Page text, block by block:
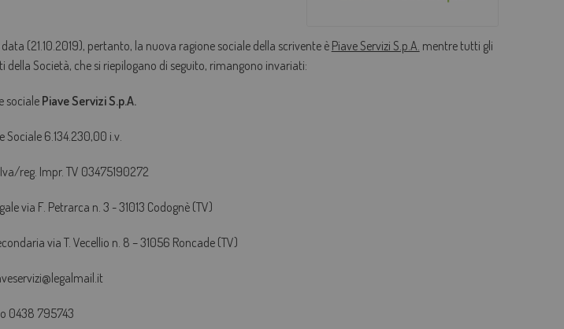
(21.10.2019), pertanto, la nuova ragione sociale della scrivente è Piave Servizi S.p.A. mentre tutti gli
della Società, che si riepilogano di seguito, rimangono invariati:
sociale Piave Servizi S.p.A.
Sociale 6.134.230,00 i.v.
reg. Impr. TV 03475190272
via F. Petrarca n. 3 - 31013 Codognè (TV)
via T. Vecellio n. 8 – 31056 Roncade (TV)
0438 795743